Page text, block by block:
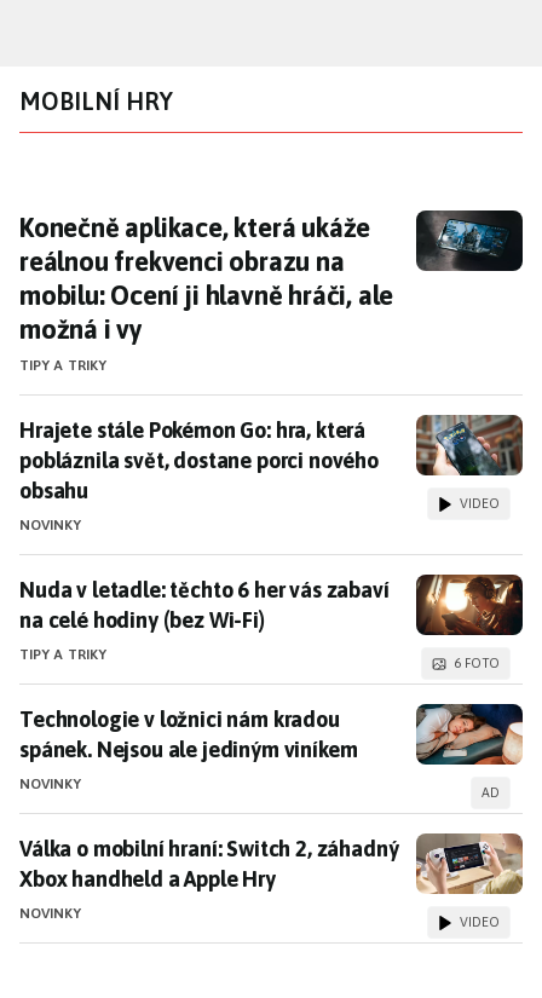
obsahu
MOBILNÍ HRY
Konečně aplikace, která ukáže reálnou
Konečně aplikace, která ukáže
reálnou frekvenci obrazu na
mobilu: Ocení ji hlavně hráči, ale
možná i vy
TIPY A TRIKY
Hrajete stále Pokémon Go: hra, která pobláznila
Hrajete stále Pokémon Go: hra, která
pobláznila svět, dostane porci nového
obsahu
NOVINKY
VIDEO
Nuda v letadle: těchto 6 her vás zabaví na celé
Nuda v letadle: těchto 6 her vás zabaví
na celé hodiny (bez Wi-Fi)
TIPY A TRIKY 6 FOTO
Technologie v ložnici nám kradou spánek. Nejsou
Technologie v ložnici nám kradou
spánek. Nejsou ale jediným viníkem
NOVINKY AD
Válka o mobilní hraní: Switch 2, záhadný Xbox
Válka o mobilní hraní: Switch 2, záhadný
Xbox handheld a Apple Hry
NOVINKY VIDEO